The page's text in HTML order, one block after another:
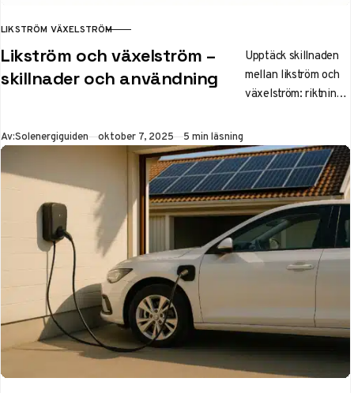
KATEGORI
LIKSTRÖM VÄXELSTRÖM
Likström och växelström –
skillnader och användning
Upptäck skillnaden
mellan likström och
växelström: riktning,
inverterare och
användning i
solceller, elbilar och
svenska hushåll. Lär
dig hur det påverkar
din elanvändning
effektivt.
Av:Solenergiguiden Publicerad
oktober 7, 2025 5 min läsning